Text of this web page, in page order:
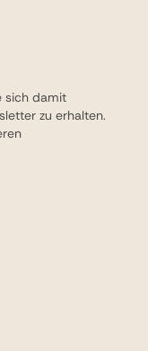
sich damit
zu erhalten.